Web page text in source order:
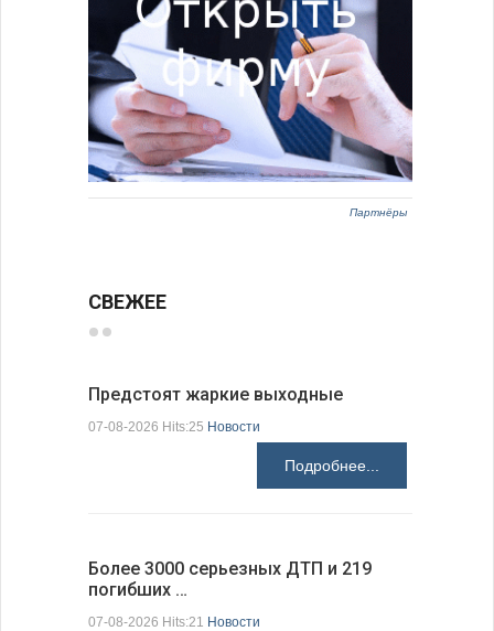
Партнёры
СВЕЖЕЕ
Предстоят жаркие выходные
07-08-2026 Hits:25 Новости
Подробнее...
Более 3000 серьезных ДТП и 219
погибших …
07-08-2026 Hits:21 Новости